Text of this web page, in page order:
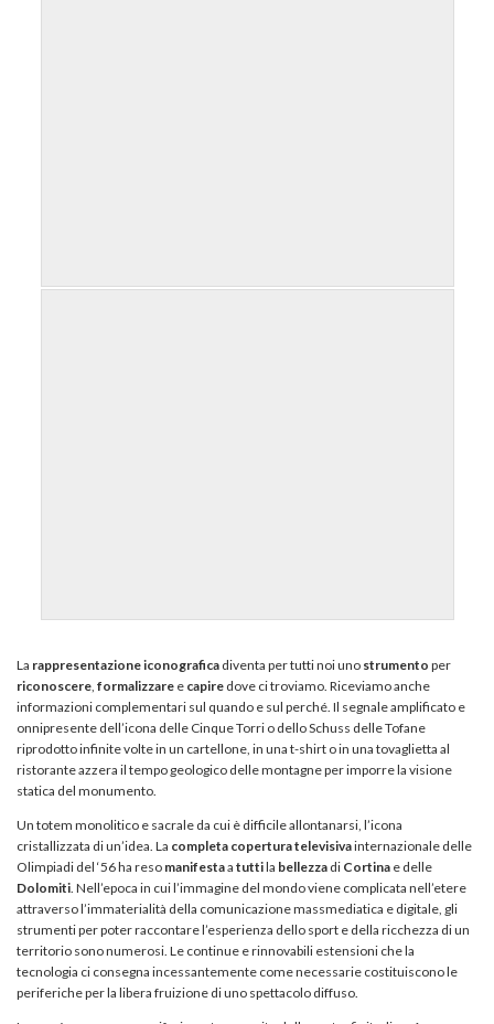
La rappresentazioneiconografica diventa per tutti noi uno strumento per
riconoscere formalizzare e capire dove ci troviamo. Riceviamo anche
informazioni complementari sul quando e sul perché. Il segnale amplificato e
onnipresente dell’icona delle Cinque Torri o dello Schuss delle Tofane
riprodotto infinite volte in un cartellone, in una t-shirt o in una tovaglietta al
ristorante azzera il tempo geologico delle montagne per imporre la visione
statica del monumento.
Un totem monolitico e sacrale da cui è difficile allontanarsi, l’icona
cristallizzata di un’idea. La completa coperturatelevisivainternazionale delle
Olimpiadi del ‘56 ha reso manifestaa tuttila bellezza di Cortina e delle
Dolomiti . Nell’epoca in cui l’immagine del mondo viene complicata nell’etere
attraverso l’immaterialità della comunicazione massmediatica e digitale, gli
strumenti per poter raccontare l’esperienza dello sport e della ricchezza di un
territorio sono numerosi. Le continue e rinnovabili estensioni che la
tecnologia ci consegna incessantemente come necessarie costituiscono le
periferiche per la libera fruizione di uno spettacolo diffuso.